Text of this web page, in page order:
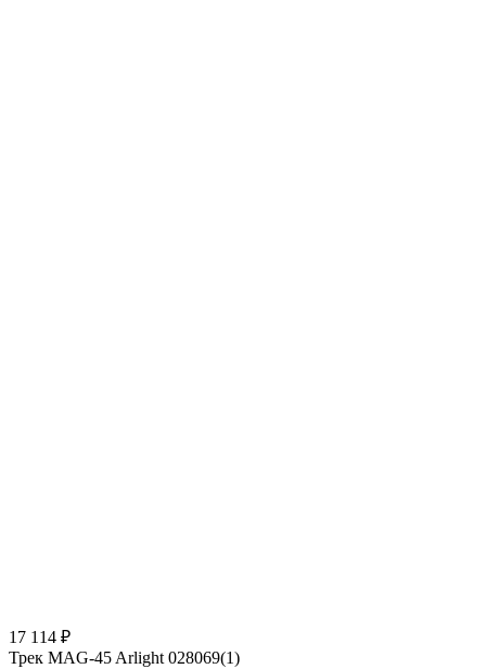
17 114 ₽
Трек MAG-45 Arlight 028069(1)